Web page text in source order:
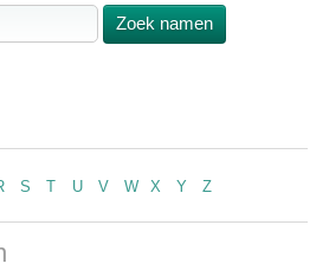
S T U V W X Y Z